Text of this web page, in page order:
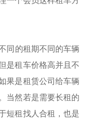
同的租期不同的车辆
是租车价格高并且不
果是租赁公司给车辆
当然若是需要长租的
短租找人合租，也是